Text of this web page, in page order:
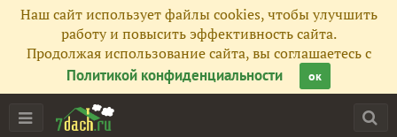
Наш сайт использует файлы cookies, чтобы улучшить
работу и повысить эффективность сайта.
Продолжая использование сайта, вы соглашаетесь с
Политикой конфиденциальности
ок
Главная